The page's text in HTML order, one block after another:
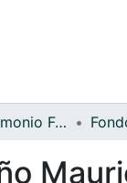
Archivo del Patrimonio Fotográfico y Fílmico del Valle del Cauca